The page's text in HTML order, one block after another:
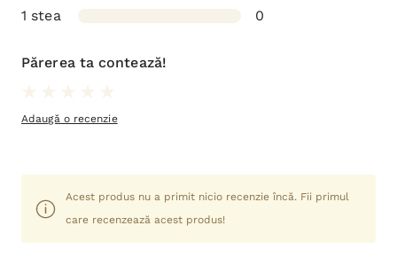
1 stea
0
Părerea ta contează!
Adaugă o recenzie
Acest produs nu a primit nicio recenzie încă. Fii primul
care recenzează acest produs!